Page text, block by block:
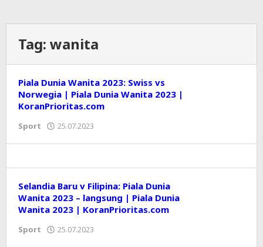
Tag: wanita
Piala Dunia Wanita 2023: Swiss vs
Norwegia | Piala Dunia Wanita 2023 |
KoranPrioritas.com
Sport 25.07.2023
Selandia Baru v Filipina: Piala Dunia
Wanita 2023 – langsung | Piala Dunia
Wanita 2023 | KoranPrioritas.com
Sport 25.07.2023